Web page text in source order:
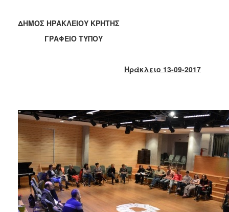
2020
2019
2013
2012
2011
2010
2006
ΔΗΜΟΣ ΗΡΑΚΛΕΙΟΥ ΚΡΗΤΗΣ
ΓΡΑΦΕΙΟ ΤΥΠΟΥ
Ηράκλειο 13-09-2017